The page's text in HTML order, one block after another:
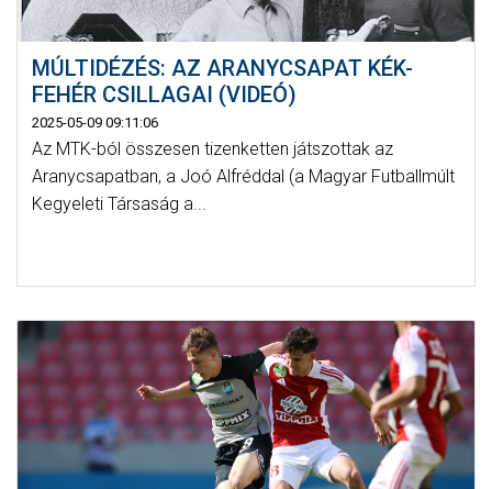
MÚLTIDÉZÉS: AZ ARANYCSAPAT KÉK-
FEHÉR CSILLAGAI (VIDEÓ)
2025-05-09 09:11:06
Az MTK-ból összesen tizenketten játszottak az
Aranycsapatban, a Joó Alfréddal (a Magyar Futballmúlt
Kegyeleti Társaság a...